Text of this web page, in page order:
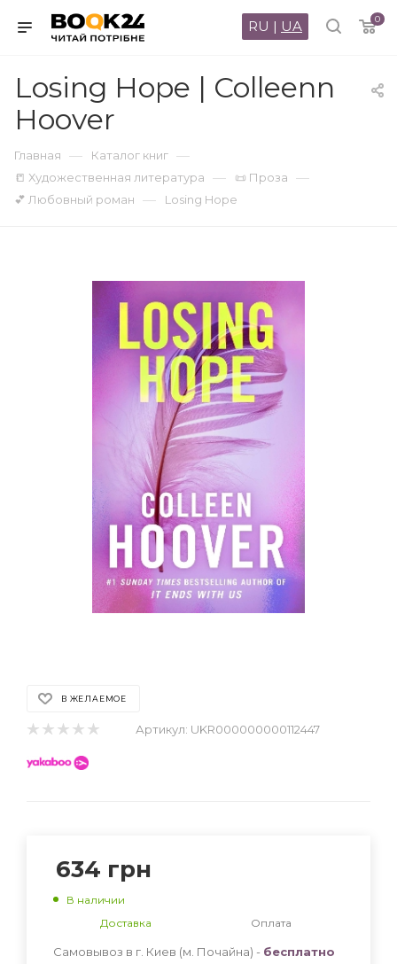
0
RU | UA
Losing Hope | Colleenn
Hoover
Главная — Каталог книг —
📒 Художественная литература — 📜 Проза —
💕 Любовный роман — Losing Hope
В ЖЕЛАЕМОЕ
Артикул: UKR000000000112447
634 грн
В наличии
Доставка
Оплата
Самовывоз в г. Киев (м. Почайна) - бесплатно